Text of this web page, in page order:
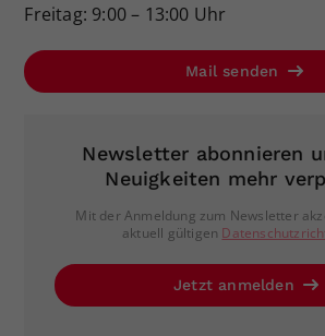
Freitag: 9:00 – 13:00 Uhr
Mail senden
Newsletter abonnieren
Neuigkeiten mehr
Mit der Anmeldung zum Newsletter
aktuell gültigen
Jetzt anmelden